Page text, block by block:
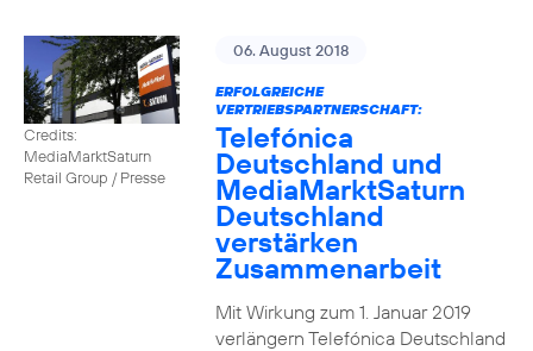
Credits:
MediaMarktSaturn
Retail Group / Presse
06. August 2018
ERFOLGREICHE
VERTRIEBSPARTNERSCHAFT:
Telefónica
Deutschland und
MediaMarktSaturn
Deutschland
verstärken
Zusammenarbeit
Mit Wirkung zum 1. Januar 2019
verlängern Telefónica Deutschland